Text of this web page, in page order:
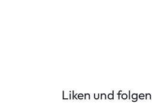
Liken und folgen